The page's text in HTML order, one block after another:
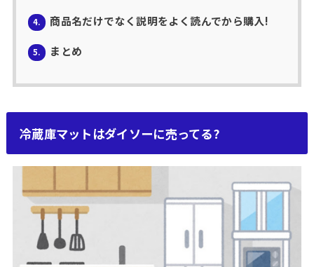
4. 商品名だけでなく説明をよく読んでから購入!
5. まとめ
冷蔵庫マットはダイソーに売ってる?